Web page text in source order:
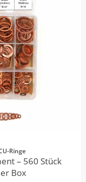
Ringe
– 560 Stück
Box